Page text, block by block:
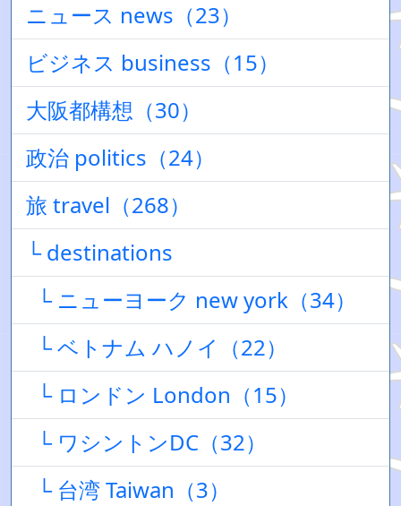
ニュース news（23）
ビジネス business（15）
大阪都構想（30）
政治 politics（24）
旅 travel（268）
└ destinations
└ ニューヨーク new york（34）
└ ベトナム ハノイ（22）
└ ロンドン London（15）
└ ワシントンDC（32）
└ 台湾 Taiwan（3）